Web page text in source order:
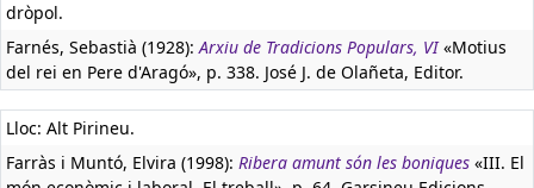
dròpol.
Farnés, Sebastià (1928):Arxiu de Tradicions Populars, VI«Motius
del rei en Pere d'Aragó», p. 338. José J. de Olañeta, Editor.
Lloc: Alt Pirineu.
Farràs i Muntó, Elvira (1998): Ribera amunt són les boniques «III. El